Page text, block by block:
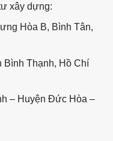
xây dựng:
Hòa B, Bình Tân,
Bình Thạnh, Hồ Chí
– Huyện Đức Hòa –